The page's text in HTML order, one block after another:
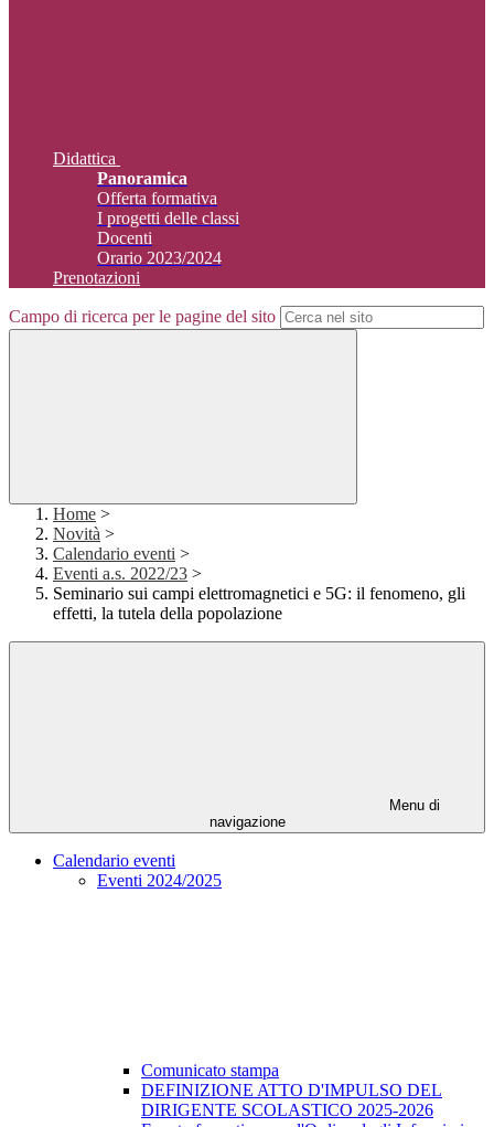
Didattica
Panoramica
Offerta formativa
I progetti delle classi
Docenti
Orario 2023/2024
Prenotazioni
Campo di ricerca per le pagine del sito
Home >
Novità >
Calendario eventi >
Eventi a.s. 2022/23 >
Seminario sui campi elettromagnetici e 5G: il fenomeno, gli
effetti, la tutela della popolazione
Menu di
navigazione
Calendario eventi
Eventi 2024/2025
Comunicato stampa
DEFINIZIONE ATTO D'IMPULSO DEL
DIRIGENTE SCOLASTICO 2025-2026